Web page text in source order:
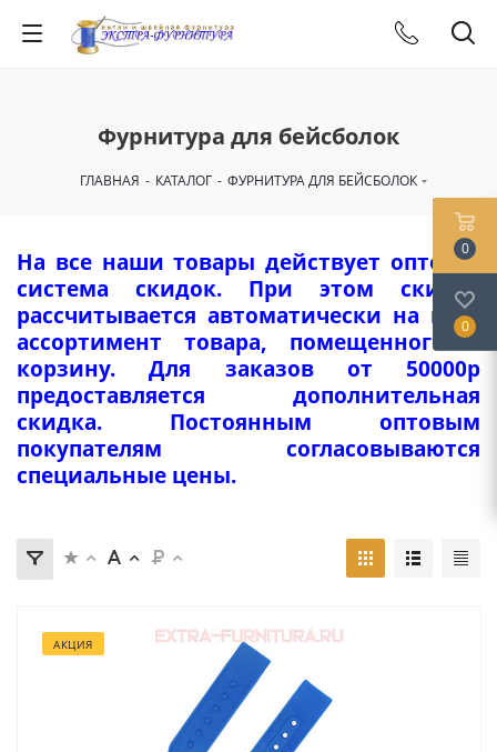
Фурнитура для бейсболок
ГЛАВНАЯ - КАТАЛОГ - ФУРНИТУРА ДЛЯ БЕЙСБОЛОК
На все наши товары действует оптовая
система скидок. При этом скидка
рассчитывается автоматически на весь
ассортимент товара, помещенного в
корзину. Для заказов от 50000р
предоставляется дополнительная
скидка. Постоянным оптовым
покупателям согласовываются
специальные цены.
АКЦИЯ
0
0